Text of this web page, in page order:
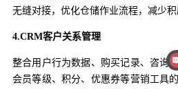
无缝对接，优化仓储作业流程，减少积
4.CRM客户关系管理
整合用户行为数据、购买记录、咨询
会员等级、积分、优惠券等营销工具